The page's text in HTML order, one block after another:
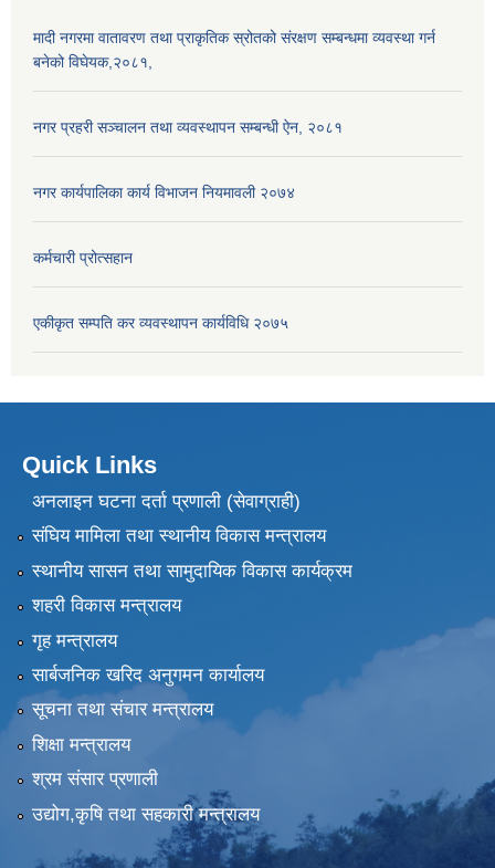
मादी नगरमा वातावरण तथा प्राकृतिक स्रोतको संरक्षण सम्बन्धमा व्यवस्था गर्न
बनेको विघेयक,२०८१,
नगर प्रहरी सञ्चालन तथा व्यवस्थापन सम्बन्धी ऐन, २०८१
नगर कार्यपालिका कार्य विभाजन नियमावली २०७४
कर्मचारी प्रोत्सहान
एकीकृत सम्पति कर व्यवस्थापन कार्यविधि २०७५
Quick Links
अनलाइन घटना दर्ता प्रणाली (सेवाग्राही)
संघिय मामिला तथा स्थानीय विकास मन्त्रालय
स्थानीय सासन तथा सामुदायिक विकास कार्यक्रम
शहरी विकास मन्त्रालय
गृह मन्त्रालय
सार्बजनिक खरिद अनुगमन कार्यालय
सूचना तथा संचार मन्त्रालय
शिक्षा मन्त्रालय
श्रम संसार प्रणाली
उद्योग,कृषि तथा सहकारी मन्त्रालय